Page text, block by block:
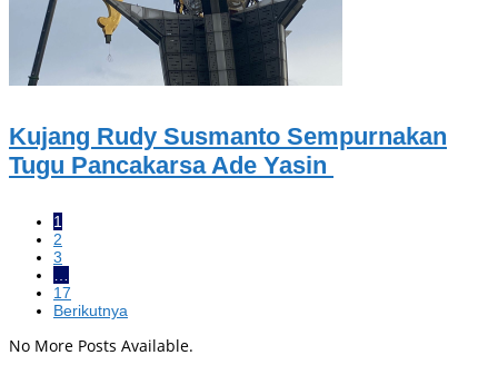
Kujang Rudy Susmanto Sempurnakan
Tugu Pancakarsa Ade Yasin
1
2
3
…
17
Berikutnya
No More Posts Available.